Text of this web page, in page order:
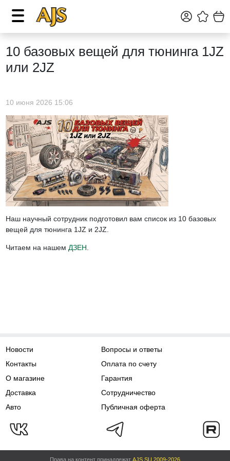
10 базовых вещей для тюнинга 1JZ
или 2JZ
10 июня 2026 15:06
Наш научный сотрудник подготовил вам список из 10 базовых
вещей для тюнинга 1JZ и 2JZ.
Читаем на нашем ДЗЕН
Новости
Контакты
О магазине
Доставка
Авто
Вопросы и ответы
Оплата по счету
Гарантия
Сотрудничество
Публичная оферта
Права на контент принадлежат AJS.SU 2009-2026